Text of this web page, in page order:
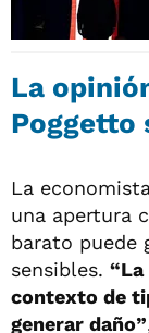
La
Poggetto
La
una apertura
barato puede
sensibles.
contexto de
generar daño”